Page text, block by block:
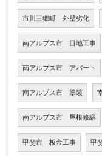
市川三郷町 外壁劣化
南アルプス市 目地工事
南アルプス市 アパート
南アルプス市 塗装
南アルプス市 屋根修繕
甲斐市 板金工事 甲